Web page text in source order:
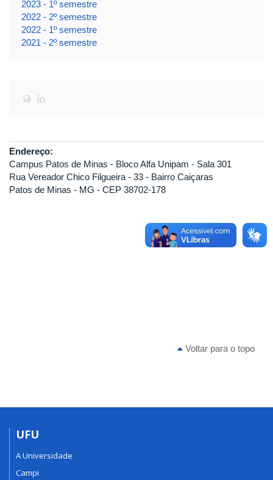
2023 - 1º semestre
2022 - 2º semestre
2022 - 1º semestre
2021 - 2º semestre
Endereço:
Campus Patos de Minas - Bloco Alfa Unipam - Sala 301
Rua Vereador Chico Filgueira - 33 - Bairro Caiçaras
Patos de Minas - MG - CEP 38702-178
Voltar para o topo
UFU
A Universidade
Campi